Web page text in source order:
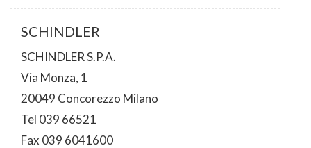
SCHINDLER
SCHINDLER S.P.A.
Via Monza, 1
20049 Concorezzo Milano
Tel 039 66521
Fax 039 6041600